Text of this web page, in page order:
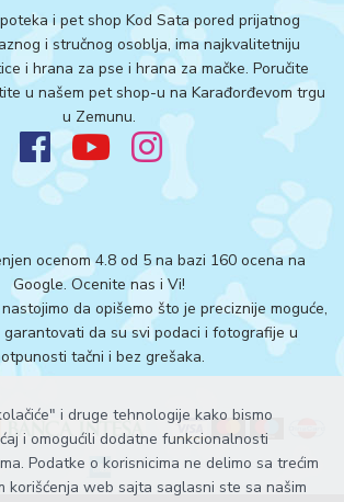
i druge tehnologije kako bismo
i omogućili dodatne funkcionalnosti
Podatke o korisnicima ne delimo sa trećim
korišćenja web sajta saglasni ste sa našim
i pet shop Kod Sata pored prijatnog
i stručnog osoblja, ima najkvalitetniju
i hrana za pse i hrana za mačke. Poručite
u našem pet shop-u na Karađorđevom trgu
u Zemunu.
ocenom 4.8 od 5 na bazi 160 ocena na
Google.Ocenite nas i Vi!
da opišemo što je preciznije moguće,
garantovati da su svi podaci i fotografije u
tačni i bez grešaka.